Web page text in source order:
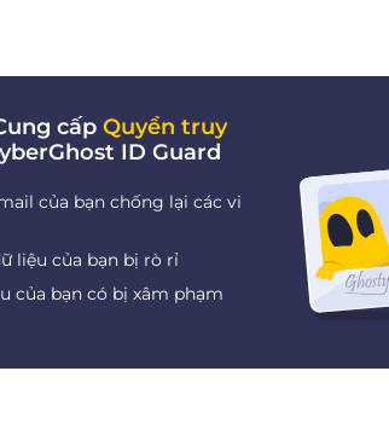
cấp Quyền truy
ID Guard
của bạn chống lại các vi
liệu của bạn bị rò rỉ
của bạn có bị xâm phạm